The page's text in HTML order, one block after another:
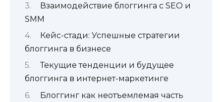
Взаимодействие блоггинга с SEO и
SMM
Кейс-стади: Успешные стратегии
блоггинга в бизнесе
Текущие тенденции и будущее
блоггинга в интернет-маркетинге
Блоггинг как неотъемлемая часть